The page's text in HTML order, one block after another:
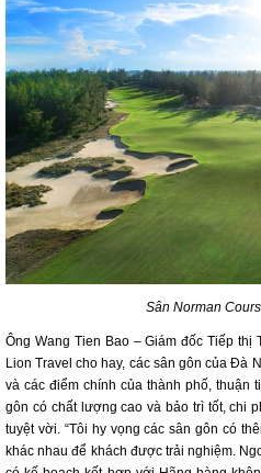
Sân Norman
Ông Wang Tien Bao – Giám đốc Tiếp
Lion Travel cho hay, các sân gôn của Đà
và các điểm chính của thành phố, thuận
gôn có chất lượng cao và bảo trì tốt, chi
tuyệt vời. “Tôi hy vọng các sân gôn có
khác nhau để khách được trải nghiệm.